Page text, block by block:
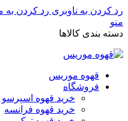
رد کردن به ناوبری رد کردن به
منو
دسته بندی کالاها
قهوه موریس
فروشگاه
خرید قهوه اسپرسو
خرید قهوه فرانسه